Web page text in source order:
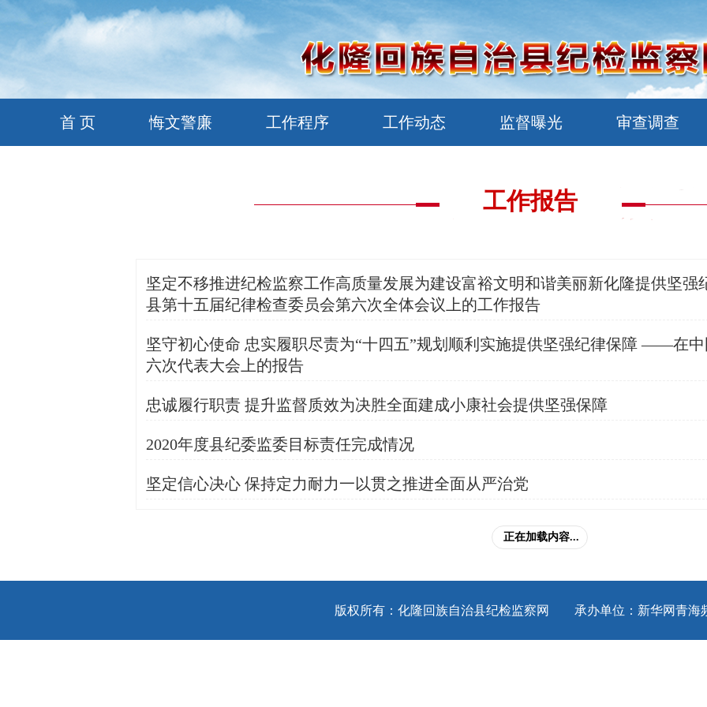
首 页 悔文警廉 工作程序 工作动态 监督曝光 审查调查
工作报告
坚定不移推进纪检监察工作高质量发展为建设富裕文明和谐美丽新化隆提供坚强
县第十五届纪律检查委员会第六次全体会议上的工作报告
坚守初心使命 忠实履职尽责为“十四五”规划顺利实施提供坚强纪律保障 ——在
六次代表大会上的报告
忠诚履行职责 提升监督质效为决胜全面建成小康社会提供坚强保障
2020年度县纪委监委目标责任完成情况
坚定信心决心 保持定力耐力一以贯之推进全面从严治党
正在加载内容...
版权所有：化隆回族自治县纪检监察网 承办单位：新华网青海